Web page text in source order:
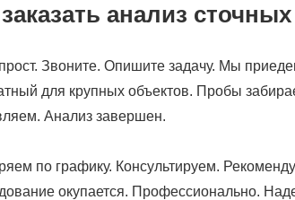
анализ
Звоните. Опишите задачу. Мы
для крупных объектов. Пробы
Анализ завершен.
по графику. Консультируем.
окупается. Профессионально.